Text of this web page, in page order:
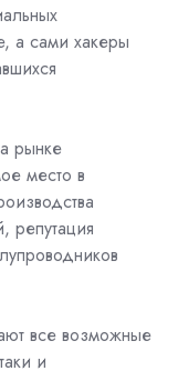
а сами хакеры
рынке
место в
репутация
все возможные
и